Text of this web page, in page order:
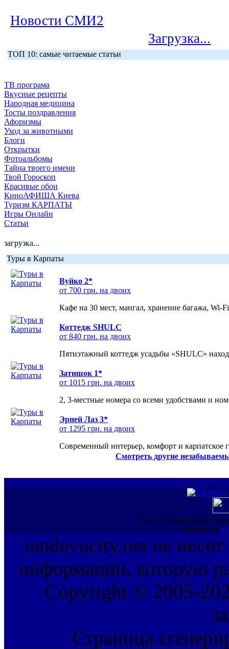
Новости СМИ2
Загрузка...
ТОП 10: самые читаемые статьи
ТВ програма
Вкусные рецепты
Народная медицина
Тосты поздравления
Афоризмы
Уход за животными
Блоги
Открытки
Фотоальбомы
Тайна твоего имени
Твой Гороскоп
Красивые обои
КиноАФИША Киева
Туризм КАРПАТЫ
Игры Онлайн
Статьи
загрузка...
Туры в Карпаты
Вуйко 2*
от 700 грн. на двоих
Кафе на 30 мест, мангал, хранение багажа, Wi-
Коттедж SHULC
от 840 грн. на двоих
Пятиэтажный коттедж усадьбы «SHULC»
Затишок 1*
от 1015 грн. на двоих
2, 3-местные номера со всеми удобствами и
Эрней Лаз 3*
от 1295 грн. на двоих
Современный интерьер, комфорт и карпатское
Смотреть другие
При использовании
ссылка на
randevucity.net не несет
информации, которую
Copyright © 2005-
Страница